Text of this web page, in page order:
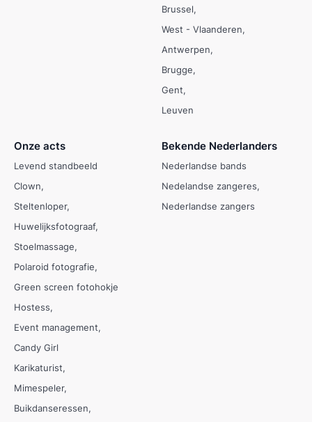
Brussel
West - Vlaanderen
Antwerpen
Brugge
Gent
Leuven
Onze acts
Levend standbeeld
Clown
Steltenloper
Huwelijksfotograaf
Stoelmassage
Polaroid fotografie
Green screen fotohokje
Hostess
Event management
Candy Girl
Karikaturist
Mimespeler
Buikdanseressen
Bekende Nederlanders
Nederlandse bands
Nedelandse zangeres
Nederlandse zangers